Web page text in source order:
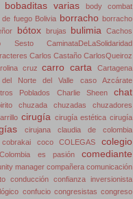
bobaditas varias body combat
de fuego Bolivia borracho borracho
bótox brujas bulimia Cachos
Sesto CaminataDeLaSolidaridad
Carlos Castaño CarlosQueiroz
cruz carro carta
Cartagena
Norte del Valle caso Azcárate
Poblados Charlie Sheen chat
chuzada chuzadas
chuzadores
cirugía cirugía estética cirugía
cirujana
claudia de colombia
cobrakai coco COLEGAS
colegio
Colombia es pasión comediante
manager compañera comunicación
conducción confianza inversionista
confucio congresistas congreso